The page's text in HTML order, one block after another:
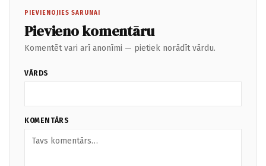
PIEVIENOJIES SARUNAI
Pievieno komentāru
Komentēt vari arī anonīmi — pietiek norādīt vārdu.
VĀRDS
KOMENTĀRS